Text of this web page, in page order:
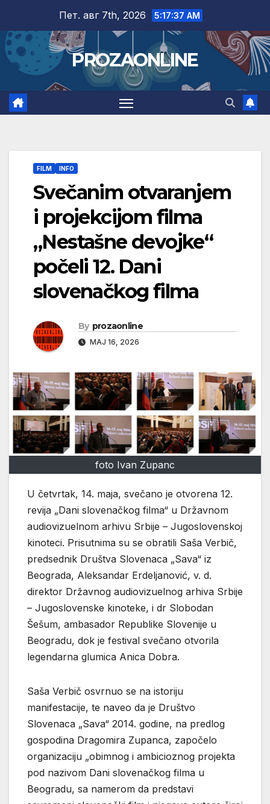
content
Пет. авг 7th, 2026 5:17:37 AM
PROZAONLINE
FILM INFO
Svečanim otvaranjem
i projekcijom filma
„Nestašne devojke“
počeli 12. Dani
slovenačkog filma
By prozaonline
МАЈ 16, 2026
foto Ivan Zupanc
U četvrtak, 14. maja, svečano je otvorena 12.
revija „Dani slovenačkog filma“ u Državnom
audiovizuelnom arhivu Srbije – Jugoslovenskoj
kinoteci. Prisutnima su se obratili Saša Verbič,
predsednik Društva Slovenaca „Sava“ iz
Beograda, Aleksandar Erdeljanović, v. d.
direktor Državnog audiovizuelnog arhiva Srbije
– Jugoslovenske kinoteke, i dr Slobodan
Šešum, ambasador Republike Slovenije u
Beogradu, dok je festival svečano otvorila
legendarna glumica Anica Dobra.
Saša Verbič osvrnuo se na istoriju
manifestacije, te naveo da je Društvo
Slovenaca „Sava“ 2014. godine, na predlog
gospodina Dragomira Zupanca, započelo
organizaciju „obimnog i ambicioznog projekta
pod nazivom Dani slovenačkog filma u
Beogradu, sa namerom da predstavi